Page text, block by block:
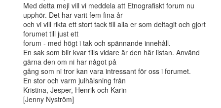
Med detta mejl vill vi meddela att Etnografiskt forum nu
upphör. Det har varit fem fina år
och vi vill rikta ett stort tack till alla er som deltagit och gjort
forumet till just ett
forum - med högt i tak och spännande innehåll.
En sak som blir kvar tills vidare är den här listan. Använd
gärna den om ni har något på
gång som ni tror kan vara intressant för oss i forumet.
En stor och varm julhälsning från
Kristina, Jesper, Henrik och Karin
[Jenny Nyström]